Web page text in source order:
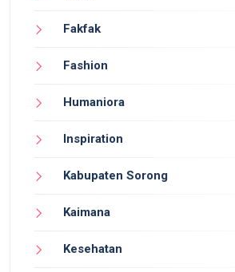
Fakfak
Fashion
Humaniora
Inspiration
Kabupaten Sorong
Kaimana
Kesehatan